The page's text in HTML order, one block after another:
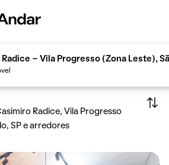
- Vila Progresso (Zona Leste),
Radice, Vila Progresso
SP e arredores